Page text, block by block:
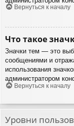
Вернуться к началу
Что такое
Значки тем — это
сообщениями и
использования
администратором
Вернуться к началу
Уровни